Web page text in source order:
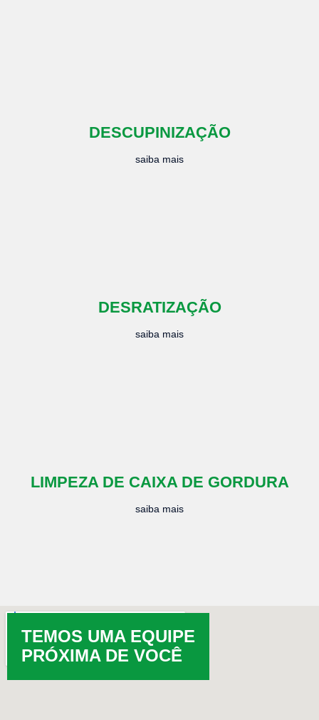
DESCUPINIZAÇÃO
saiba mais
DESRATIZAÇÃO
saiba mais
LIMPEZA DE CAIXA DE GORDURA
saiba mais
TEMOS UMA EQUIPE
PRÓXIMA DE VOCÊ